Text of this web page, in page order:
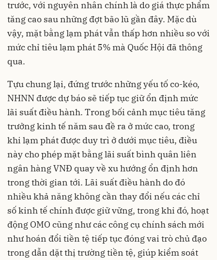
trước, với nguyên nhân chính là do giá thực phẩm
tăng cao sau những đợt bão lũ gần đây. Mặc dù
vậy, mặt bằng lạm phát vẫn thấp hơn nhiều so với
mức chỉ tiêu lạm phát 5% mà Quốc Hội đã thông
qua.
Tựu chung lại, đứng trước những yếu tố co-kéo,
NHNN được dự báo sẽ tiếp tục giữ ổn định mức
lãi suất điều hành. Trong bối cảnh mục tiêu tăng
trưởng kinh tế năm sau đề ra ở mức cao, trong
khi lạm phát được duy trì ở dưới mục tiêu, điều
này cho phép mặt bằng lãi suất bình quân liên
ngân hàng VNĐ quay về xu hướng ổn định hơn
trong thời gian tới. Lãi suất điều hành do đó
nhiều khả năng không cần thay đổi nếu các chỉ
số kinh tế chính được giữ vững, trong khi đó, hoạt
động OMO cũng như các công cụ chính sách mới
như hoán đổi tiền tệ tiếp tục đóng vai trò chủ đạo
trong dẫn dặt thị trường tiền tệ, giúp kiểm soát